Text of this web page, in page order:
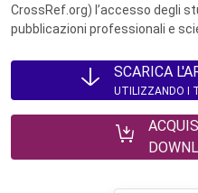
CrossRef.org) l’accesso degli
pubblicazioni professionali e
SCARICA
UTILIZZANDO I